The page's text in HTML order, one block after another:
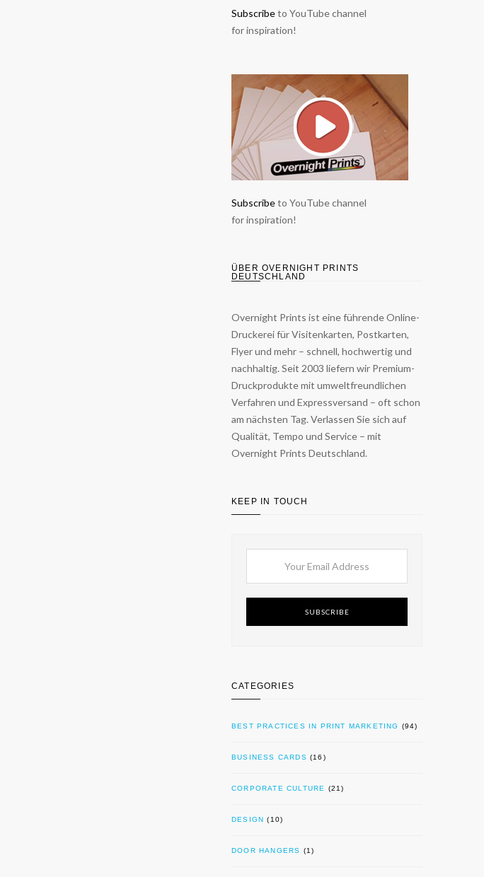
Subscribeto YouTube channel
for inspiration!
Subscribeto YouTube channel
for inspiration!
ÜBER OVERNIGHT PRINTS
DEUTSCHLAND
Overnight Prints ist eine führende Online-
Druckerei für Visitenkarten, Postkarten,
Flyer und mehr – schnell, hochwertig und
nachhaltig. Seit 2003 liefern wir Premium-
Druckprodukte mit umweltfreundlichen
Verfahren und Expressversand – oft schon
am nächsten Tag. Verlassen Sie sich auf
Qualität, Tempo und Service – mit
Overnight Prints Deutschland.
KEEP IN TOUCH
SUBSCRIBE
CATEGORIES
BEST PRACTICES IN PRINT MARKETING (94)
BUSINESS CARDS (16)
CORPORATE CULTURE (21)
DESIGN (10)
DOOR HANGERS (1)